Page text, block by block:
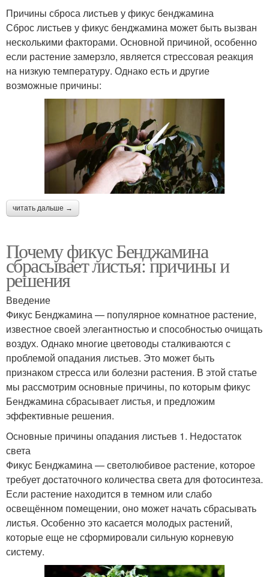
Причины сброса листьев у фикус бенджамина
Сброс листьев у фикус бенджамина может быть вызван
несколькими факторами. Основной причиной, особенно
если растение замерзло, является стрессовая реакция
на низкую температуру. Однако есть и другие
возможные причины:
читать дальше →
Почему фикус Бенджамина
сбрасывает листья: причины и
решения
Введение
Фикус Бенджамина — популярное комнатное растение,
известное своей элегантностью и способностью очищать
воздух. Однако многие цветоводы сталкиваются с
проблемой опадания листьев. Это может быть
признаком стресса или болезни растения. В этой статье
мы рассмотрим основные причины, по которым фикус
Бенджамина сбрасывает листья, и предложим
эффективные решения.
Основные причины опадания листьев 1. Недостаток
света
Фикус Бенджамина — светолюбивое растение, которое
требует достаточного количества света для фотосинтеза.
Если растение находится в темном или слабо
освещённом помещении, оно может начать сбрасывать
листья. Особенно это касается молодых растений,
которые еще не сформировали сильную корневую
систему.